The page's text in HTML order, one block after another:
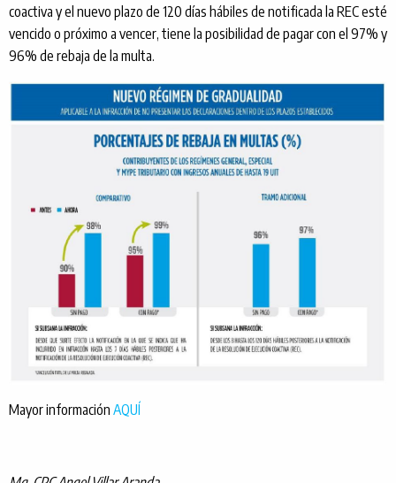
coactiva y el nuevo plazo de 120 días hábiles de notificada la REC esté
vencido o próximo a vencer, tiene la posibilidad de pagar con el 97% y
96% de rebaja de la multa.
Mayor información AQUÍ